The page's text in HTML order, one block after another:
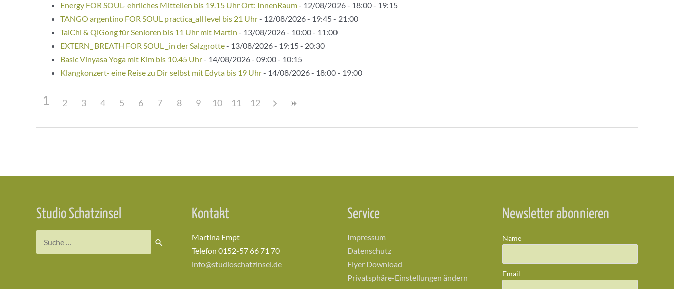
Energy FOR SOUL- ehrliches Mitteilen bis 19.15 Uhr Ort: InnenRaum- 12/08/2026 - 18:00 - 19:15
TANGO argentino FOR SOUL practica_all level bis 21 Uhr- 12/08/2026 - 19:45 - 21:00
TaiChi & QiGong für Senioren bis 11 Uhr mit Martin - 13/08/2026 - 10:00 - 11:00
EXTERN_ BREATH FOR SOUL _in der Salzgrotte- 13/08/2026 - 19:15 - 20:30
Basic Vinyasa Yoga mit Kim bis 10.45 Uhr- 14/08/2026 - 09:00 - 10:15
Klangkonzert- eine Reise zu Dir selbst mit Edyta bis 19 Uhr- 14/08/2026 - 18:00 - 19:00
1 2 3 4 5 6 7 8 9 10 11 12
Studio Schatzinsel Kontakt
Martina Empt
Telefon 0152-57 66 71 70
info@studioschatzinsel.de
Service
Impressum
Datenschutz
Flyer Download
Privatsphäre-Einstellungen ändern
Newsletter abonnieren
Name
Email